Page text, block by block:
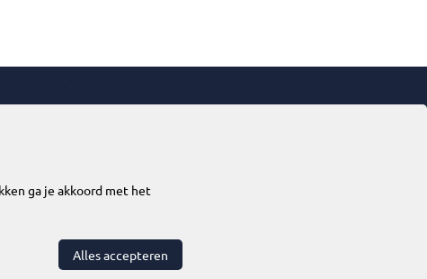
volgensHastelweg 269
ga je akkoord met het
Alles accepteren